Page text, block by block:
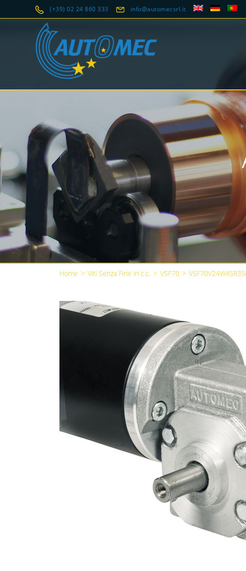
(+39) 02 24 860 333 info@automecsrl.it
Home > Viti Senza Fine in c.c. > VSF70 >